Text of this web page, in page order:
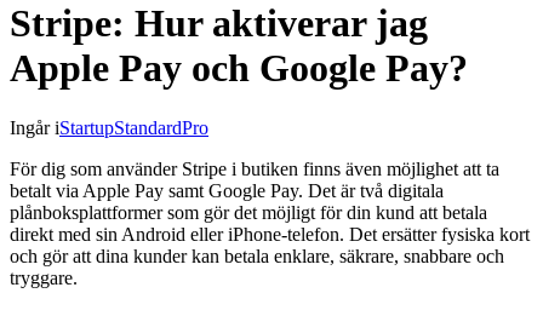
Stripe: Hur aktiverar jag
Apple Pay och Google Pay?
Ingår iStartupStandardPro
För dig som använder Stripe i butiken finns även möjlighet att ta
betalt via Apple Pay samt Google Pay. Det är två digitala
plånboksplattformer som gör det möjligt för din kund att betala
direkt med sin Android eller iPhone-telefon. Det ersätter fysiska kort
och gör att dina kunder kan betala enklare, säkrare, snabbare och
tryggare.